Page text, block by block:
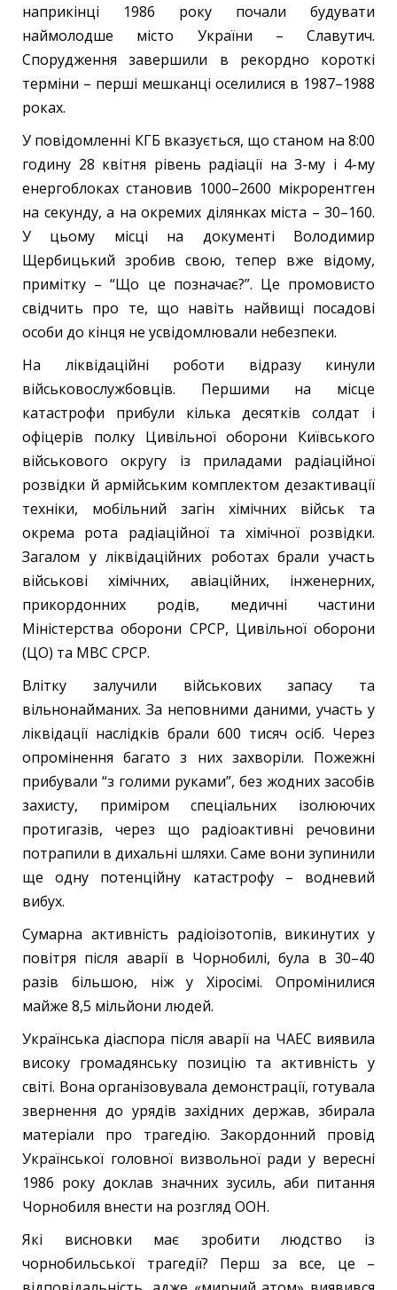
наприкінці 1986 року почали будувати
наймолодше місто України – Славутич.
Спорудження завершили в рекордно короткі
терміни – перші мешканці оселилися в 1987–1988
роках.
У повідомленні КГБ вказується, що станом на 8:00
годину 28 квітня рівень радіації на 3-му і 4-му
енергоблоках становив 1000–2600 мікрорентген
на секунду, а на окремих ділянках міста – 30–160.
У цьому місці на документі Володимир
Щербицький зробив свою, тепер вже відому,
примітку – “Що це позначає?”. Це промовисто
свідчить про те, що навіть найвищі посадові
особи до кінця не усвідомлювали небезпеки.
На ліквідаційні роботи відразу кинули
військовослужбовців. Першими на місце
катастрофи прибули кілька десятків солдат і
офіцерів полку Цивільної оборони Київського
військового округу із приладами радіаційної
розвідки й армійським комплектом дезактивації
техніки, мобільний загін хімічних військ та
окрема рота радіаційної та хімічної розвідки.
Загалом у ліквідаційних роботах брали участь
військові хімічних, авіаційних, інженерних,
прикордонних родів, медичні частини
Міністерства оборони СРСР, Цивільної оборони
(ЦО) та МВС СРСР.
Влітку залучили військових запасу та
вільнонайманих. За неповними даними, участь у
ліквідації наслідків брали 600 тисяч осіб. Через
опромінення багато з них захворіли. Пожежні
прибували “з голими руками”, без жодних засобів
захисту, приміром спеціальних ізолюючих
протигазів, через що радіоактивні речовини
потрапили в дихальні шляхи. Саме вони зупинили
ще одну потенційну катастрофу – водневий
вибух.
Сумарна активність радіоізотопів, викинутих у
повітря після аварії в Чорнобилі, була в 30–40
разів більшою, ніж у Хіросімі. Опромінилися
майже 8,5 мільйони людей.
Українська діаспора після аварії на ЧАЕС виявила
високу громадянську позицію та активність у
світі. Вона організовувала демонстрації, готувала
звернення до урядів західних держав, збирала
матеріали про трагедію. Закордонний провід
Української головної визвольної ради у вересні
1986 року доклав значних зусиль, аби питання
Чорнобиля внести на розгляд ООН.
Які висновки має зробити людство із
чорнобильської трагедії? Перш за все, це –